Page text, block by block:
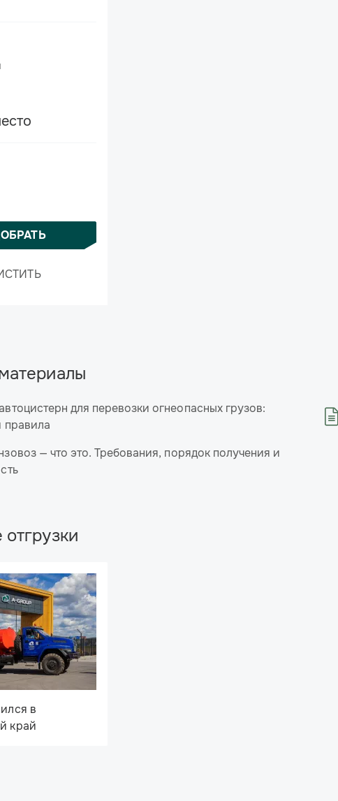
для перевозки огнеопасных грузов:
правила
— что это. Требования, порядок получения и
в
край